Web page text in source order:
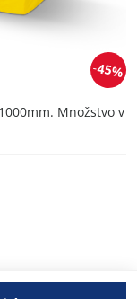
45%
Množstvo v